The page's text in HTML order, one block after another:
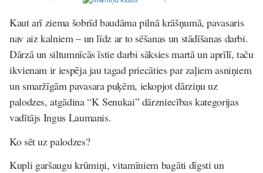
Kaut arī ziema šobrīd baudāma pilnā krāšņumā, pavasaris
nav aiz kalniem – un līdz ar to sēšanas un stādīšanas darbi.
Dārzā un siltumnīcās īstie darbi sāksies martā un aprīlī, taču
ikvienam ir iespēja jau tagad priecāties par zaļiem asniņiem
un smaržīgām pavasara puķēm, iekopjot dārziņu uz
palodzes, atgādina “K Senukai” dārzniecības kategorijas
vadītājs Ingus Laumanis.
Ko sēt uz palodzes?
Kupli garšaugu krūmiņi, vitamīniem bagāti dīgsti un